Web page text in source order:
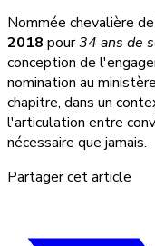
Nommée chevalière
2018 pour34 ans de
conception de
nomination au
chapitre, dans un
l'articulation entre
nécessaire que jamais.
Partager cet article